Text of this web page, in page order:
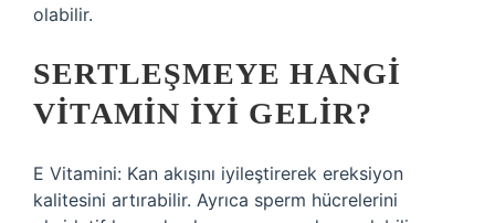
olabilir.
SERTLEŞMEYE HANGI
VITAMIN IYI GELIR?
E Vitamini: Kan akışını iyileştirerek ereksiyon
kalitesini artırabilir. Ayrıca sperm hücrelerini